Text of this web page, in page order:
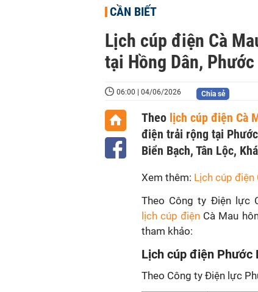
CẦN BIẾT
Lịch cúp điện Cà
tại Hồng Dân,
06:00 | 04/06/2026 Chia sẻ
Theo lịch cúp điện Cà
điện trải rộng tại
Biển Bạch, Tân Lộc,
Xem thêm: Lịch cúp điện
Theo Công ty Điện lực
lịch cúp điện Cà Mau
tham khảo:
Lịch cúp điện Phước
Theo Công ty Điện lực